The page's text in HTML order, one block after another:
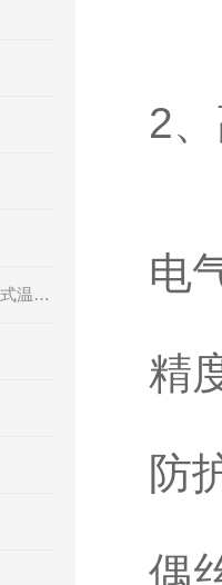
WTY系列全不锈钢液体压力式温度计
2
电
精
防
偶